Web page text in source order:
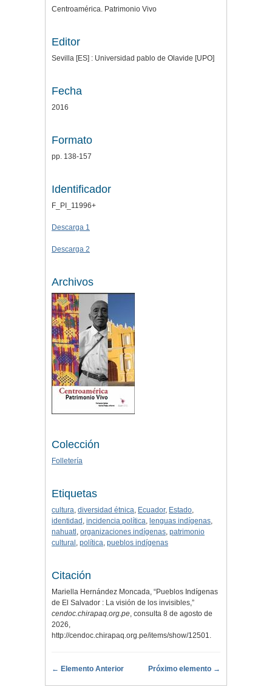
Centroamérica. Patrimonio Vivo
Editor
Sevilla [ES] : Universidad pablo de Olavide [UPO]
Fecha
2016
Formato
pp. 138-157
Identificador
F_PI_11996+
Descarga 1
Descarga 2
Archivos
Colección
Folletería
Etiquetas
cultura, diversidad étnica, Ecuador, Estado,
identidad , incidencia política, lenguas indígenas,
nahuatl , organizaciones indígenas, patrimonio
cultural , política, pueblos indígenas
Citación
Mariella Hernández Moncada, “Pueblos Indígenas
de El Salvador : La visión de los invisibles,”
cendoc.chirapaq.org.pe, consulta 8 de agosto de
2026,
http://cendoc.chirapaq.org.pe/items/show/12501.
← Elemento Anterior Próximo elemento →